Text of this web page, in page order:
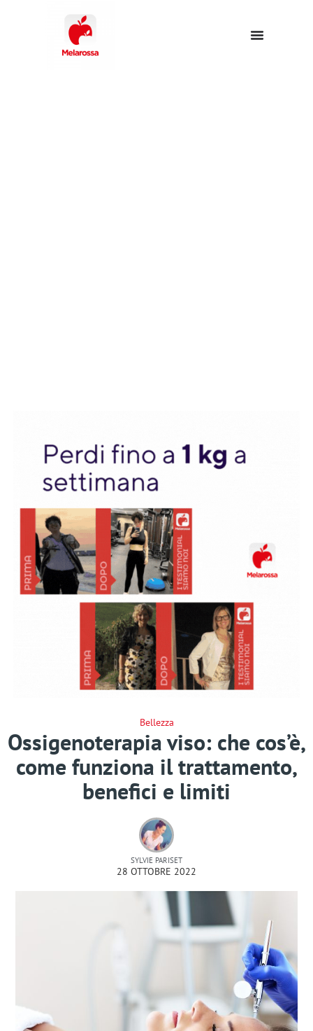
Bellezza
Ossigenoterapia viso: che cos’è,
come funziona il trattamento,
benefici e limiti
SYLVIE PARISET
28 OTTOBRE 2022